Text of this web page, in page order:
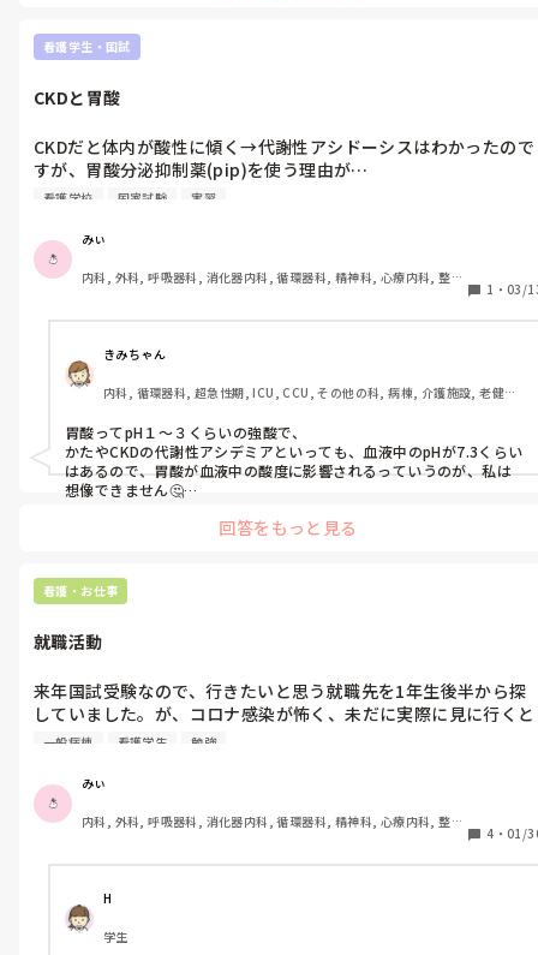
います。
目標達成できなければ計画の修正などが必要だと思います。
詳しくは実習指導の教員に教えてもらうのがベストだと思います😊
実習ファイトです✊🏻
看護学生・国試
CKDと胃酸
CKDだと体内が酸性に傾く→代謝性アシドーシスはわかったので
すが、胃酸分泌抑制薬(pip)を使う理由が…
体内に蓄積され、弱アルカリ性が酸性に傾き、胃酸のphがより強
く酸性に傾いてしまい胃痛・胸焼けなどの症状がでないように、
pipを内服する。
であっていますでしょうか。ペーパー事例です。CKD・脂質異常
症・高血圧です。
pipはアメリカの学者が、CKDのリスクが高くなることを論じて
CKD悪化？に繋がる可能性が高い薬をわざわざ処方する理由もよ
く分かりませんし、胃酸分泌抑制薬を使う理由が酸性に傾くから
看護学校 国家試験 実習
みぃ
内科, 外科, 呼吸器科, 消化器内科, 循環器科, 精神科, 心療内科, 整形
科, 消化器外科, 一般病院, 慢性期, 回復期, 終末期, オペ室, 透析
1 ・ 03/
きみちゃん
内科, 循環器科, 超急性期, ICU, CCU, その他の科, 病棟, 介護施設, 老健施
胃酸ってpH１〜３くらいの強酸で、
かたやCKDの代謝性アシデミアといっても、血液中のpHが7.3くらい
はあるので、胃酸が血液中の酸度に影響されるっていうのが、私は
想像できません🤔
それよりも、CKDあるくらいの人だから単純に基礎疾患が多くて、内
回答をもっと見る
看護・お仕事
就職活動
来年国試受験なので、行きたいと思う就職先を1年生後半から探
していました。が、コロナ感染が怖く、未だに実際に見に行くと
いうことをできていません。絶対に見に行って目で見て体感した
しか行けず、休日は人出が増えてて…コロナ禍で就職活動した方
いましたら、どのように決めたか教えて頂きたいです。やはり感
染対策徹底して行った方がいいのでしょうか。感染リスクよりも
自分の将来優先なのか…最近学校でコロナ感染者が出ているのに
も関わらず病院実習は行うと先生たちが息巻いていて、感染する
ことよりも勉学を優先した方がいいのかよくわからなくなって来
てしまいました。曖昧な質問ですみません。些細なことでも、就
職活動についてお答え頂けたら幸いです。
一般病棟 看護学生 勉強
みぃ
内科, 外科, 呼吸器科, 消化器内科, 循環器科, 精神科, 心療内科, 整形
科, 消化器外科, 一般病院, 慢性期, 回復期, 終末期, オペ室, 透析
4 ・ 01/
H
学生